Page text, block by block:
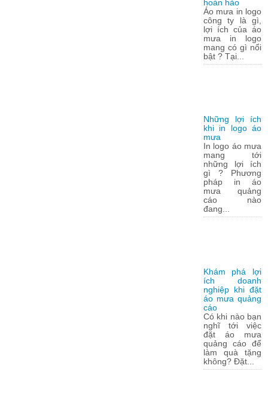
hoàn hảo
Áo mưa in logo
công ty là gì,
lợi ích của áo
mưa in logo
mang có gì nổi
bật ? Tại...
Những lợi ích
khi in logo áo
mưa
In logo áo mưa
mang tới
những lợi ích
gì ? Phương
pháp in áo
mưa quảng
cáo nào
đang...
Khám phá lợi
ích doanh
nghiệp khi đặt
áo mưa quảng
cáo
Có khi nào bạn
nghĩ tới việc
đặt áo mưa
quảng cáo để
làm quà tặng
không? Đặt...